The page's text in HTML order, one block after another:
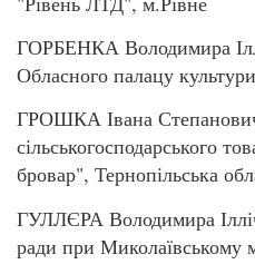
ГОРБЕНКА Володимира
Обласного палацу
ГРОШКА Івана
сільськогосподарського
бровар", Тернопільська
ГУЛЛЄРА Володимира
ради при Миколаївському